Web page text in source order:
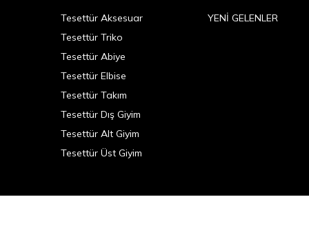
Tesettür Aksesuar
Tesettür Triko
Tesettür Abiye
Tesettür Elbise
Tesettür Takım
Tesettür Dış Giyim
Tesettür Alt Giyim
Tesettür Üst Giyim
YENİ GELENLER